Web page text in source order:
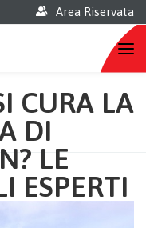
Area Riservata
CURA LA
DI
LE
ESPERTI